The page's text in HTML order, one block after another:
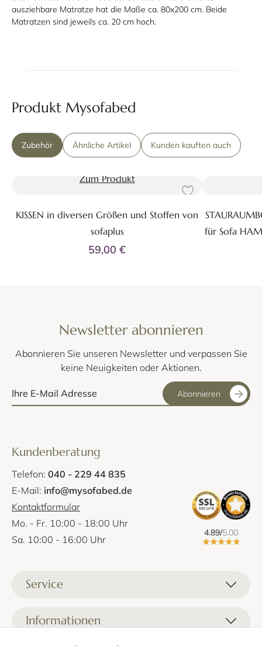
ausziehbare Matratze hat die Maße ca. 80x200 cm. Beide
Matratzen sind jeweils ca. 20 cm hoch.
Produkt Mysofabed
Zubehör Ähnliche Artikel Kunden kauften auch
Zum Produkt
KISSEN in diversen Größen und Stoffen von
sofaplus
59,00 €
für Sofa
Newsletter abonnieren
Abonnieren Sie unseren Newsletter und verpassen Sie
keine Neuigkeiten oder Aktionen.
Abonnieren
Kundenberatung
Telefon: 040 - 229 44 835
E-Mail: info@mysofabed.de
Kontaktformular
Mo. - Fr. 10:00 - 18:00 Uhr
Sa. 10:00 - 16:00 Uhr
4.89/5.00
Service
Liefer- und Versandkosten
Zahlungsmöglichkeiten
Stoffprobenanfrage
Informationen